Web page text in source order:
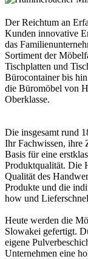
Der Reichtum an
Kunden innovative
das
Sortiment der
Tischplatten und
Bürocontainer bis
die Büromöbel von
Oberklasse.
Die insgesamt rund
Ihr Fachwissen, ihre
Basis für eine
Produktqualität. Die
Qualität des
Produkte und die
how und
Heute werden die
Slowakei gefertigt.
eigene
Unternehmen eine